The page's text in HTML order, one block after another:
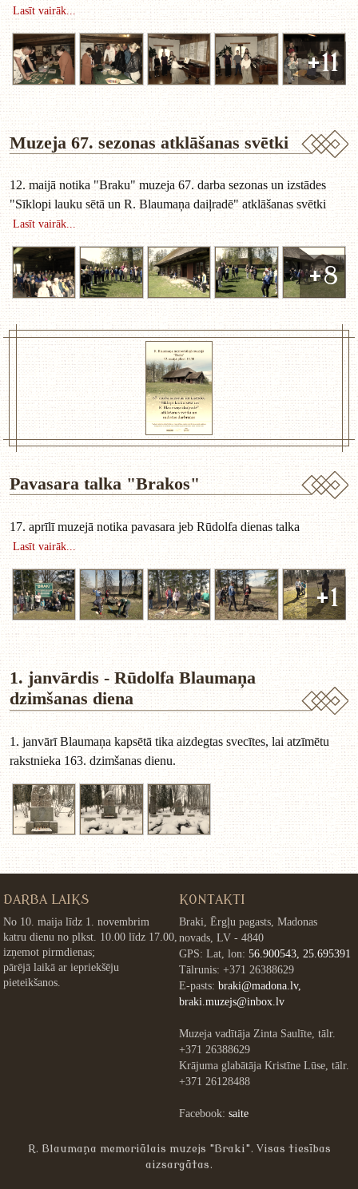
Lasīt vairāk...
+11
Muzeja 67. sezonas atklāšanas svētki
12. maijā notika "Braku" muzeja 67. darba sezonas un izstādes
"Sīklopi lauku sētā un R. Blaumaņa daiļradē" atklāšanas svētki
Lasīt vairāk...
+8
Pavasara talka "Brakos"
17. aprīlī muzejā notika pavasara jeb Rūdolfa dienas talka
Lasīt vairāk...
+1
1. janvārdis - Rūdolfa Blaumaņa
dzimšanas diena
1. janvārī Blaumaņa kapsētā tika aizdegtas svecītes, lai atzīmētu
rakstnieka 163. dzimšanas dienu.
DARBA LAIKS
No 10. maija līdz 1. novembrim
katru dienu no plkst. 10.00 līdz 17.00,
izņemot pirmdienas;
pārējā laikā ar iepriekšēju
pieteikšanos.
KONTAKTI
Braki, Ērgļu pagasts, Madonas
novads, LV - 4840
GPS: Lat, lon: 56.900543, 25.695391
Tālrunis: +371 26388629
E-pasts: braki@madona.lv,
braki.muzejs@inbox.lv
Muzeja vadītāja Zinta Saulīte, tālr.
+371 26388629
Krājuma glabātāja Kristīne Lūse, tālr.
+371 26128488
Facebook: saite
R. Blaumaņa memoriālais muzejs "Braki". Visas tiesības
aizsargātas.